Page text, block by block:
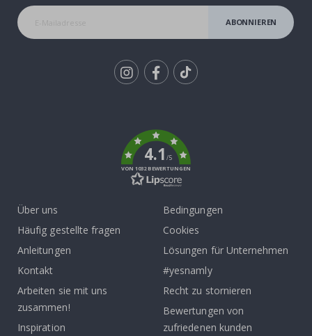
ABONNIEREN
4.1/5
VON 1032 BEWERTUNGEN
Über uns
Häufig gestellte fragen
Anleitungen
Kontakt
Arbeiten sie mit uns
zusammen!
Inspiration
Bedingungen
Cookies
Lösungen für Unternehmen
#yesnamly
Recht zu stornieren
Bewertungen von
zufriedenen kunden